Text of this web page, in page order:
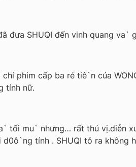
đưa SHUQI đến vinh quang va`
phim cấp ba rẻ tiê`n của
tính nữ.
tối mu` nhưng… rất thú vị.diễn
tính . SHUQI tỏ ra không